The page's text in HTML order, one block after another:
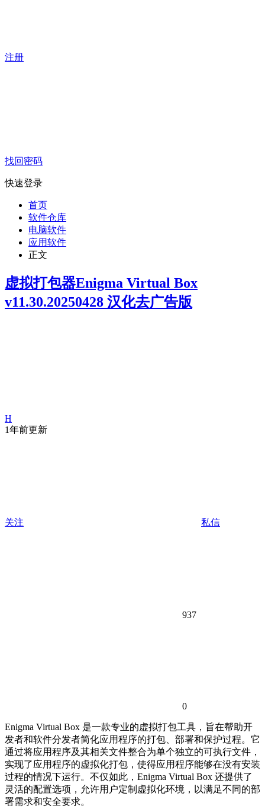
注册
找回密码
快速登录
首页
软件仓库
电脑软件
应用软件
正文
虚拟打包器Enigma Virtual Box
v11.30.20250428 汉化去广告版
H
1年前更新
关注 私信
937
0
Enigma Virtual Box 是一款专业的虚拟打包工具，旨在帮助开
发者和软件分发者简化应用程序的打包、部署和保护过程。它
通过将应用程序及其相关文件整合为单个独立的可执行文件，
实现了应用程序的虚拟化打包，使得应用程序能够在没有安装
过程的情况下运行。不仅如此，Enigma Virtual Box 还提供了
灵活的配置选项，允许用户定制虚拟化环境，以满足不同的部
署需求和安全要求。